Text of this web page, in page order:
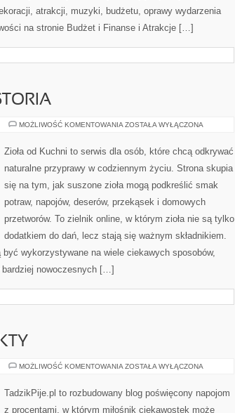
atrakcji, muzyki, budżetu, oprawy wydarzenia
na stronie Budżet i Finanse i Atrakcje […]
MOŻLIWOŚĆ KOMENTOWANIA CIEKAWOSTKI
ZOSTAŁA WYŁĄCZONA
Zioła od Kuchni to serwis dla osób, które chcą odkrywać
naturalne przyprawy w codziennym życiu. Strona skupia
się na tym, jak suszone zioła mogą podkreślić smak
potraw, napojów, deserów, przekąsek i domowych
przetworów. To zielnik online, w którym zioła nie są tylko
dodatkiem do dań, lecz stają się ważnym składnikiem.
wykorzystywane na wiele ciekawych sposobów,
nowoczesnych […]
MOŻLIWOŚĆ KOMENTOWANIA CIEKAWOSTKI
ZOSTAŁA WYŁĄCZONA
TadzikPije.pl to rozbudowany blog poświęcony napojom
z procentami, w którym miłośnik ciekawostek może